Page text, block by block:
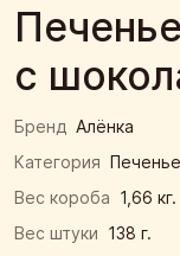
с
Бренд Алёнка
Категория Печенье
Вес короба 1,66 кг.
Вес штуки 138 г.